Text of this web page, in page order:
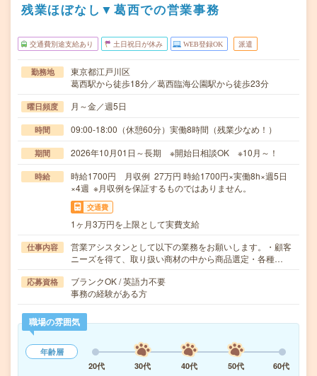
残業ほぼなし▼葛西での営業事務
交通費別途支給あり 土日祝日が休み WEB登録OK 派遣
勤務地
東京都江戸川区
葛西駅から徒歩18分／葛西臨海公園駅から徒歩23分
曜日頻度 月～金／週5日
時間 09:00-18:00（休憩60分）実働8時間（残業少なめ！）
期間 2026年10月01日～長期 ※開始日相談OK ※10月～！
時給
時給1700円 月収例 27万円 時給1700円×実働8h×週5日
×4週 ※月収例を保証するものではありません。
交通費
1ヶ月3万円を上限として実費支給
仕事内容
営業アシスタンとして以下の業務をお願いします。・顧客
ニーズを得て、取り扱い商材の中から商品選定・各種…
応募資格
ブランクOK / 英語力不要
事務の経験がある方
職場の雰囲気
年齢層
20代
30代 40代 50代
60代